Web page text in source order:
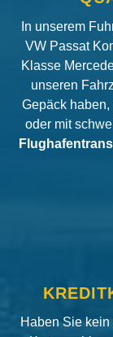
In unserem
VW Passat
Klasse
unseren
Gepäck
oder mit
Haben Sie